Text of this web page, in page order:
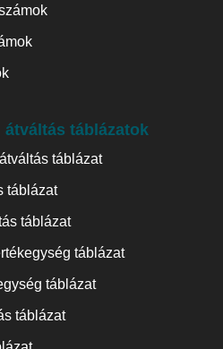
átváltás táblázatok
táblázat
táblázat
táblázat
táblázat
táblázat
táblázat